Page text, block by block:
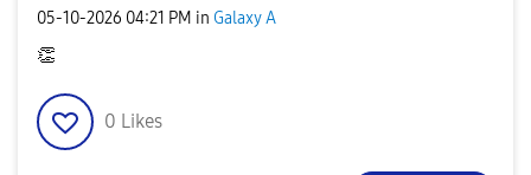
‎05-10-2026 04:21 PM in Galaxy A
👏
0 Likes